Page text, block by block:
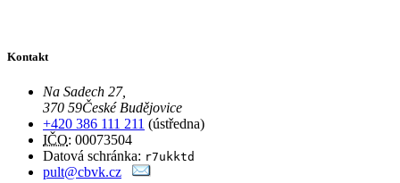
Kontakt
Na Sadech 27,
370 59České Budějovice
+420 386 111 211 (ústředna)
IČO: 00073504
Datová schránka: r7ukktd
pult@cbvk.cz